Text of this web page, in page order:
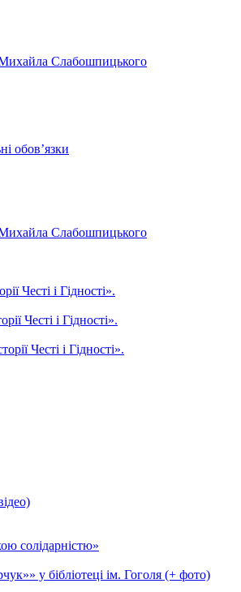
Михайла Слабошпицького
обов’язки
Михайла Слабошпицького
Честі і Гідності».
Честі і Гідності».
Честі і Гідності».
солідарністю»
у бібліотеці ім. Гоголя (+ фото)